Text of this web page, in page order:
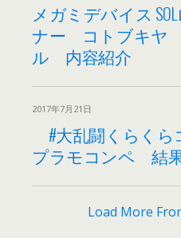
メガミデバイス
ナー コトブキヤ
ル 内容紹介
2017年7月21日
#大乱闘くらくら
プラモコンペ 結果
Load More